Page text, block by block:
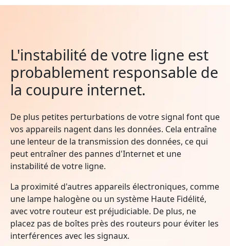
L'instabilité de votre ligne est
probablement responsable de
la coupure internet.
De plus petites perturbations de votre signal font que
vos appareils nagent dans les données. Cela entraîne
une lenteur de la transmission des données, ce qui
peut entraîner des pannes d'Internet et une
instabilité de votre ligne.
La proximité d'autres appareils électroniques, comme
une lampe halogène ou un système Haute Fidélité,
avec votre routeur est préjudiciable. De plus, ne
placez pas de boîtes près des routeurs pour éviter les
interférences avec les signaux.